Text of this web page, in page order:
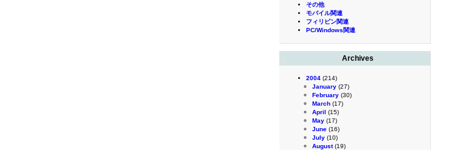
その他
モバイル関連
フィリピン関連
PC/Windows関連
Archives
2004 (214)
January (27)
February (30)
March (17)
April (15)
May (17)
June (16)
July (10)
August(19)